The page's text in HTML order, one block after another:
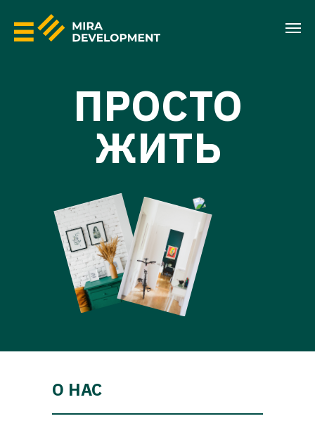
ПРОСТО
ЖИТЬ
О НАС